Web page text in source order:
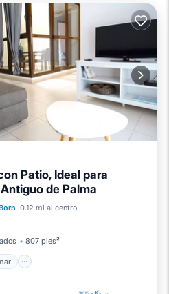
Patio, Ideal para
de Palma
0.12 mi al centro
807 pies²
Vista al mar